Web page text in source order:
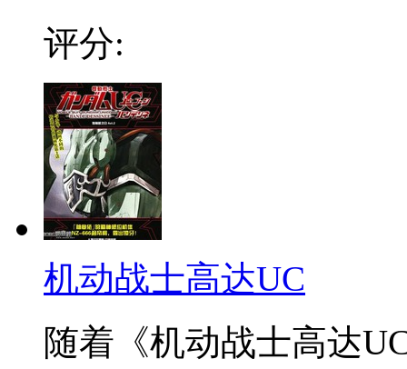
评分:
机动战士高达UC
随着《机动战士高达